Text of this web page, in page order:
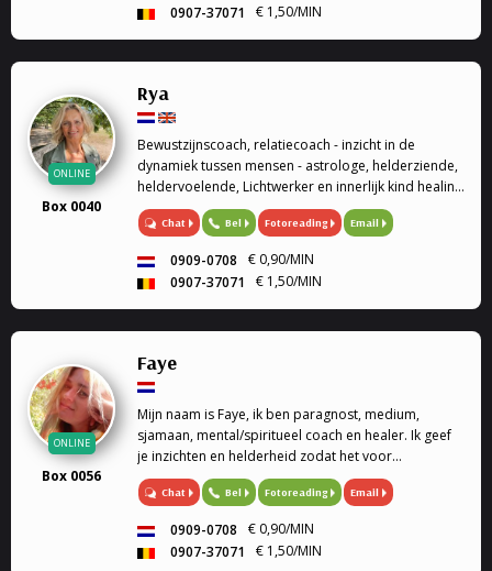
0907-37071
€ 1,50/MIN
ONLINE
Box 0040
Rya
Bewustzijnscoach, relatiecoach - inzicht in de
dynamiek tussen mensen - astrologe, helderziende,
heldervoelende, Lichtwerker en innerlijk kind healing
/ healing op afstand.
Chat Bel Fotoreading Email
0909-0708
€ 0,90/MIN
0907-37071
€ 1,50/MIN
ONLINE
Box 0056
Faye
Mijn naam is Faye, ik ben paragnost, medium,
sjamaan, mental/spiritueel coach en healer. Ik geef
je inzichten en helderheid zodat het voor
jou gemakkelijker wordt om keuzes te maken of
beslissingen te nemen. Ik help je met alle liefde je
kan bieden : Tweelingzielen/zielsrelaties Het kan zijn
dat jij het gevoel hebt je tweelingziel/zielsrelatie, te
Chat Bel Fotoreading Email
0909-0708
€ 0,90/MIN
0907-37071
€ 1,50/MIN